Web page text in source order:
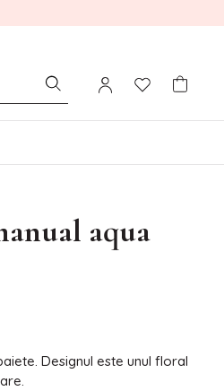
aqua
Designul este unul floral